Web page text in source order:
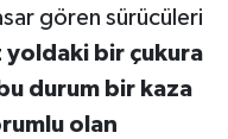
gören sürücüleri
yoldaki bir çukura
durum bir kaza
olan